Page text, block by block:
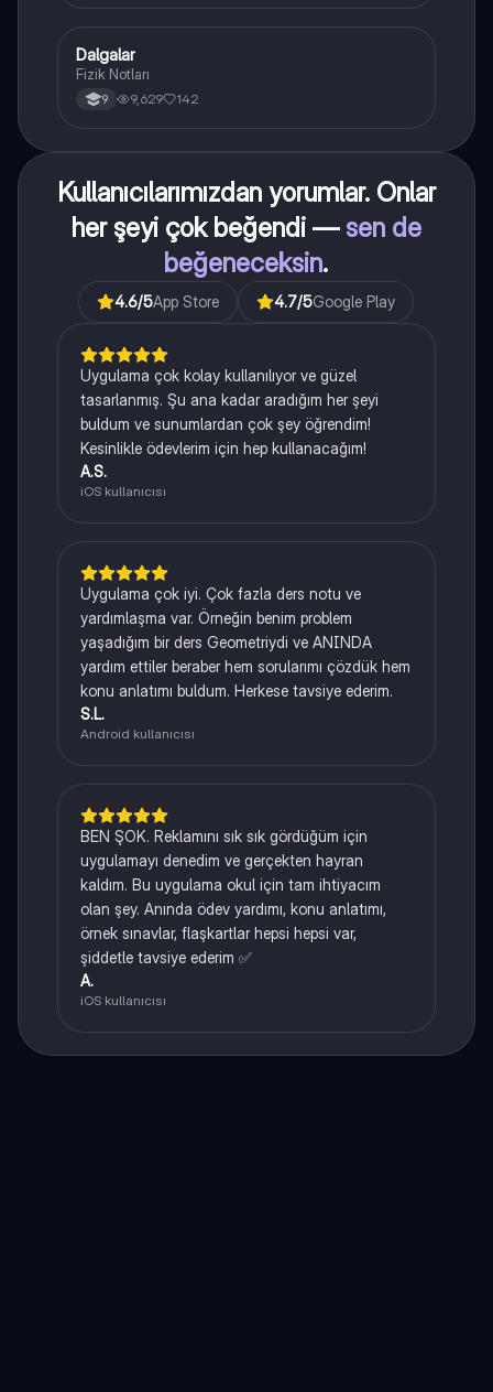
Fizik
Dalgalar
Fizik Notları
9 9,629 142
Kullanıcılarımızdan yorumlar. Onlar
her şeyi çok beğendi — sen de
beğeneceksin.
4.6/5App Store 4.7/5Google Play
Uygulama çok kolay kullanılıyor ve güzel
tasarlanmış. Şu ana kadar aradığım her şeyi
buldum ve sunumlardan çok şey öğrendim!
Kesinlikle ödevlerim için hep kullanacağım!
A.S.
iOS kullanıcısı
Uygulama çok iyi. Çok fazla ders notu ve
yardımlaşma var. Örneğin benim problem
yaşadığım bir ders Geometriydi ve ANINDA
yardım ettiler beraber hem sorularımı çözdük hem
konu anlatımı buldum. Herkese tavsiye ederim.
S.L.
Android kullanıcısı
BEN ŞOK. Reklamını sık sık gördüğüm için
uygulamayı denedim ve gerçekten hayran
kaldım. Bu uygulama okul için tam ihtiyacım
olan şey. Anında ödev yardımı, konu anlatımı,
örnek sınavlar, flaşkartlar hepsi hepsi var,
şiddetle tavsiye ederim ✅
A.
iOS kullanıcısı